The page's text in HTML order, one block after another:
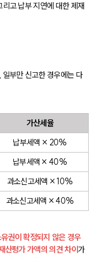
고 납부 지연에 대한 제재
부만 신고한 경우에는 다
가산세율
납부세액 × 20%
납부세액 × 40%
과소신고세액 × 10%
과소신고세액 × 40%
권이 확정되지 않은 경우
산평가 가액의 의견 차이 가